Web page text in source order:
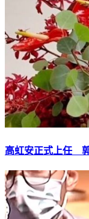
高虹安正式上任